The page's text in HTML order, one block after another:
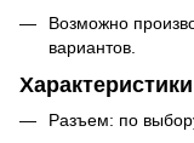
Возможно
вариантов.
Разъем: по